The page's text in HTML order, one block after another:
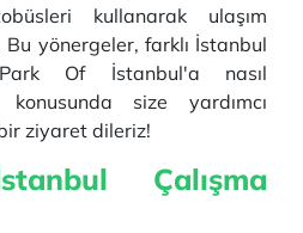
kullanarak ulaşım
yönergeler, farklı İstanbul
Of İstanbul'a nasıl
konusunda size yardımcı
ziyaret dileriz!
Çalışma